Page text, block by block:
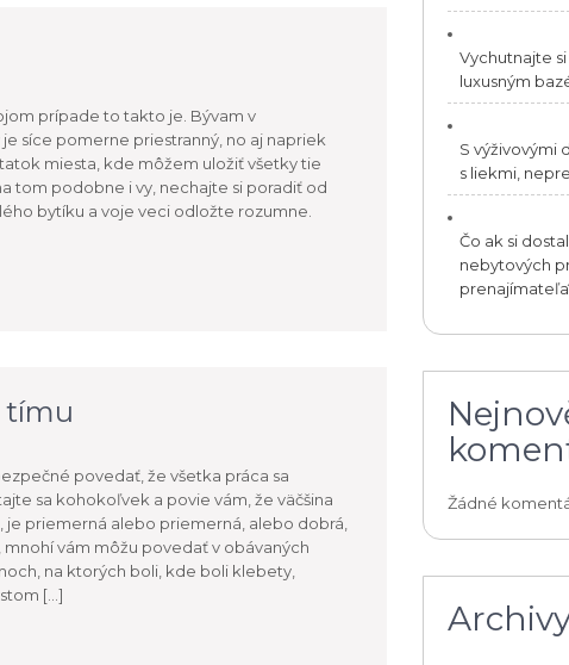
prípade to takto je. Bývam v
síce pomerne priestranný, no aj napriek
miesta, kde môžem uložiť všetky tie
tom podobne i vy, nechajte si poradiť od
bytíku a voje veci odložte rozumne.
tímu
povedať, že všetka práca sa
sa kohokoľvek a povie vám, že väčšina
je priemerná alebo priemerná, alebo dobrá,
mnohí vám môžu povedať v obávaných
na ktorých boli, kde boli klebety,
[…]
Vychutnajte
luxusným
S výživovými
s liekmi,
Čo ak si
nebytových
Žádné